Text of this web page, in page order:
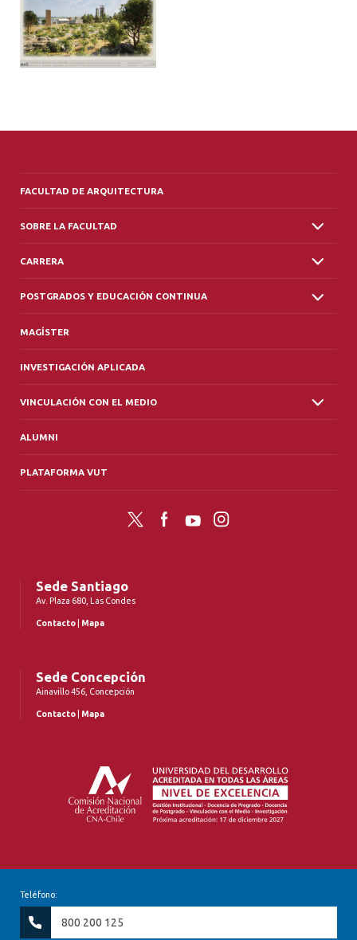
FACULTAD DE ARQUITECTURA
SOBRE LA FACULTAD
CARRERA
POSTGRADOS Y EDUCACIÓN CONTINUA
MAGÍSTER
INVESTIGACIÓN APLICADA
VINCULACIÓN CON EL MEDIO
ALUMNI
PLATAFORMA VUT
Twitter FacebookYouTubeInstagram
Sede Santiago
Av. Plaza 680, Las Condes
Contacto Mapa
Sede Concepción
Ainavillo 456, Concepción
Contacto Mapa
Teléfono:
800 200 125